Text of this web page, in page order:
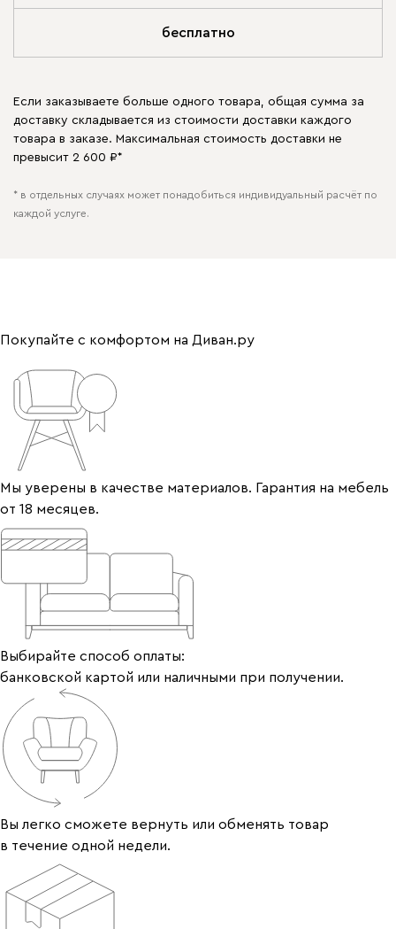
бесплатно
Если заказываете больше одного товара, общая сумма за
доставку складывается из стоимости доставки каждого
товара в заказе. Максимальная стоимость доставки не
превысит 2 600 ₽*
* в отдельных случаях может понадобиться индивидуальный расчёт по
каждой услуге.
Покупайте с комфортом на Диван.ру
Мы уверены в качестве материалов. Гарантия на мебель
от 18 месяцев.
Выбирайте способ оплаты:
банковской картой или наличными при получении.
Вы легко сможете вернуть или обменять товар
в течение одной недели.